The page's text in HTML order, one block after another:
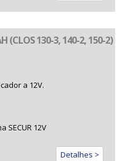
(CLOS 130-3, 140-2, 150-2)
a 12V.
SECUR 12V
Detalhes >